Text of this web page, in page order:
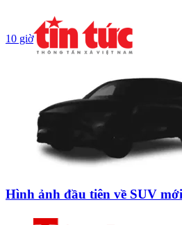
10 giờ
Hình ảnh đầu tiên về SUV